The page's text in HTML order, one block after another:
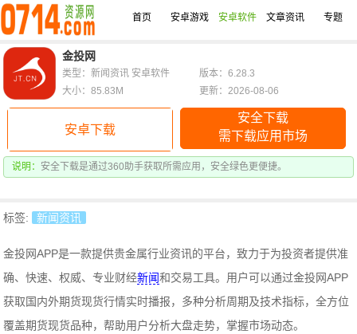
首页 安卓游戏 安卓软件 文章资讯 专题
金投网
安卓下载
安全下载
需下载应用市场
说明： 安全下载是通过360助手获取所需应用，安全绿色更便捷。
类型：新闻资讯 安卓软件
版本：6.28.3
大小：85.83M
更新：2026-08-06
标签: 新闻资讯
金投网APP是一款提供贵金属行业资讯的平台，致力于为投资者提供准
确、快速、权威、专业财经新闻和交易工具。用户可以通过金投网APP
获取国内外期货现货行情实时播报，多种分析周期及技术指标，全方位
覆盖期货现货品种，帮助用户分析大盘走势，掌握市场动态。